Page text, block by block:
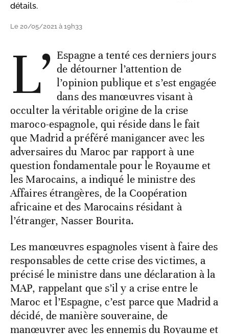
détails.
Le 20/05/2021 à 19h33
L’ Espagne a tenté ces derniers jours
de détourner l’attention de
l’opinion publique et s’est engagée
dans des manœuvres visant à
occulter la véritable origine de la crise
maroco-espagnole, qui réside dans le fait
que Madrid a préféré manigancer avec les
adversaires du Maroc par rapport à une
question fondamentale pour le Royaume et
les Marocains, a indiqué le ministre des
Affaires étrangères, de la Coopération
africaine et des Marocains résidant à
l’étranger, Nasser Bourita.
Les manœuvres espagnoles visent à faire des
responsables de cette crise des victimes, a
précisé le ministre dans une déclaration à la
MAP, rappelant que s’il y a crise entre le
Maroc et l’Espagne, c’est parce que Madrid a
décidé, de manière souveraine, de
manœuvrer avec les ennemis du Royaume et